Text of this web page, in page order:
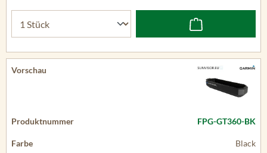
FPG-GT360-BK
Black